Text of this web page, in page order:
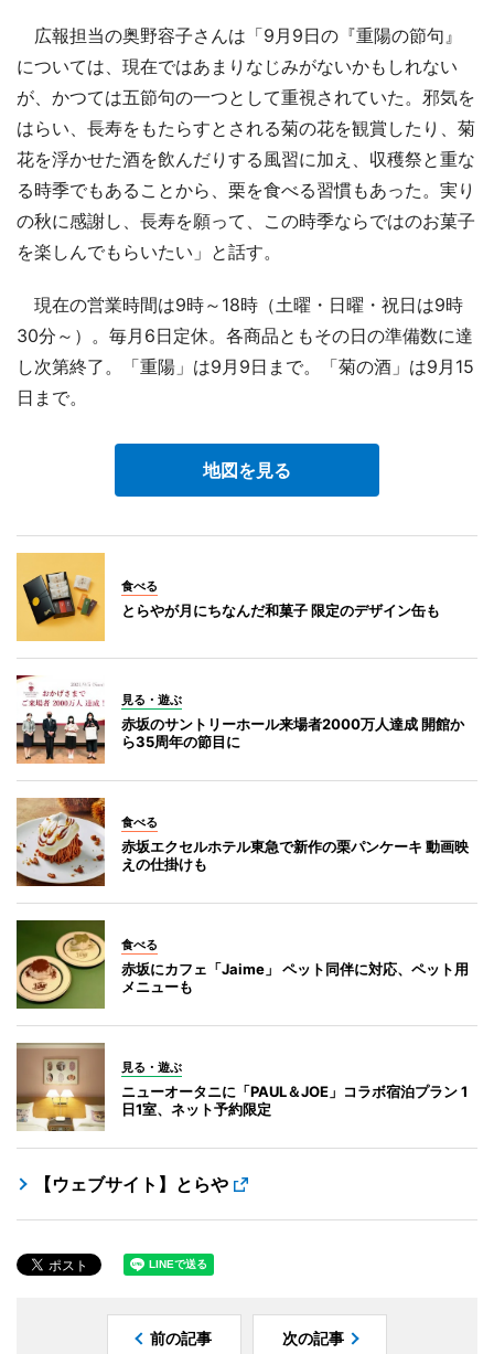
広報担当の奥野容子さんは「9月9日の『重陽の節句』
については、現在ではあまりなじみがないかもしれない
が、かつては五節句の一つとして重視されていた。邪気を
はらい、長寿をもたらすとされる菊の花を観賞したり、菊
花を浮かせた酒を飲んだりする風習に加え、収穫祭と重な
る時季でもあることから、栗を食べる習慣もあった。実り
の秋に感謝し、長寿を願って、この時季ならではのお菓子
を楽しんでもらいたい」と話す。
現在の営業時間は9時～18時（土曜・日曜・祝日は9時
30分～）。毎月6日定休。各商品ともその日の準備数に達
し次第終了。「重陽」は9月9日まで。「菊の酒」は9月15
日まで。
地図を見る
食べる
とらやが月にちなんだ和菓子 限定のデザイン缶も
見る・遊ぶ
赤坂のサントリーホール来場者2000万人達成 開館か
ら35周年の節目に
食べる
赤坂エクセルホテル東急で新作の栗パンケーキ 動画映
えの仕掛けも
食べる
赤坂にカフェ「Jaime」 ペット同伴に対応、ペット用
メニューも
見る・遊ぶ
ニューオータニに「PAUL＆JOE」コラボ宿泊プラン 1
日1室、ネット予約限定
【ウェブサイト】とらや
前の記事 次の記事